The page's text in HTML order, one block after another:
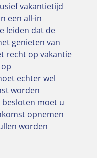
vakantietijd
een all-in
leiden dat de
genieten van
recht op vakantie
echter wel
worden
moet u
opnemen
worden